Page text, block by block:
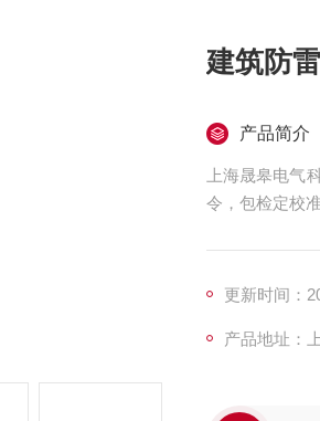
建筑防
产品简介
上海晟皋电气
令，包检定校
更新时间：
产品地址：